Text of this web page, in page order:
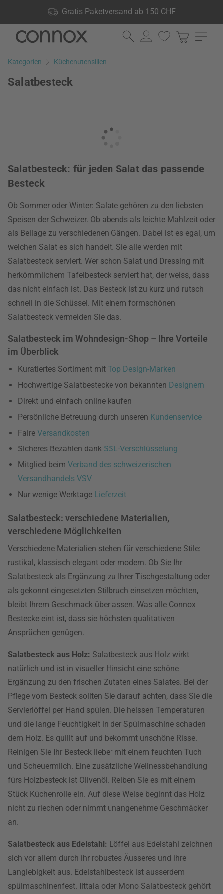
Gratis Paketversand ab 150 CHF
Produkte lagernd, 60 Tage Rückgaberecht
Direkt
Seiteninhalt
Direkt
Suchfeld
Kategorien Küchenutensilien
Salatbesteck
Salatbesteck: für jeden Salat das passende
Besteck
Ob Sommer oder Winter: Salate gehören zu den liebsten
Speisen der Schweizer. Ob abends als leichte Mahlzeit oder
als Beilage zu verschiedenen Gängen. Dabei ist es egal, um
welchen Salat es sich handelt. Sie alle werden mit
Salatbesteck serviert. Wer schon Salat und Dressing mit
herkömmlichem Tafelbesteck serviert hat, der weiss, dass
das nicht einfach ist. Das Besteck ist zu kurz und rutsch
schnell in die Schüssel. Mit einem formschönen
Salatbesteck vermeiden Sie das.
Salatbesteck im Wohndesign-Shop – Ihre Vorteile
im Überblick
Kuratiertes Sortiment mit Top Design-Marken
Hochwertige Salatbestecke von bekannten Designern
Direkt und einfach online kaufen
Persönliche Betreuung durch unseren Kundenservice
Faire Versandkosten
Sicheres Bezahlen dank SSL-Verschlüsselung
Mitglied beim Verband des schweizerischen
Versandhandels VSV
Nur wenige Werktage Lieferzeit
Salatbesteck: verschiedene Materialien,
verschiedene Möglichkeiten
Verschiedene Materialien stehen für verschiedene Stile:
rustikal, klassisch elegant oder modern. Ob Sie Ihr
Salatbesteck als Ergänzung zu Ihrer Tischgestaltung oder
als gekonnt eingesetzten Stilbruch einsetzen möchten,
bleibt Ihrem Geschmack überlassen. Was alle Connox
Bestecke eint ist, dass sie höchsten qualitativen
Ansprüchen genügen.
Salatbesteck aus Holz: Salatbesteck aus Holz wirkt
natürlich und ist in visueller Hinsicht eine schöne
Ergänzung zu den frischen Zutaten eines Salates. Bei der
Pflege vom Besteck sollten Sie darauf achten, dass Sie die
Servierlöffel per Hand spülen. Die heissen Temperaturen
und die lange Feuchtigkeit in der Spülmaschine schaden
dem Holz. Es quillt auf und bekommt unschöne Risse.
Reinigen Sie Ihr Besteck lieber mit einem feuchten Tuch
und Scheuermilch. Eine zusätzliche Wellnessbehandlung
fürs Holzbesteck ist Olivenöl. Reiben Sie es mit einem
Stück Küchenrolle ein. Auf diese Weise beginnt das Holz
nicht zu riechen oder nimmt unangenehme Geschmäcker
an.
Salatbesteck aus Edelstahl: Löffel aus Edelstahl zeichnen
sich vor allem durch ihr robustes Äusseres und ihre
Langlebigkeit aus. Edelstahlbesteck ist ausserdem
spülmaschinenfest. Iittala oder Mono Salatbesteck gehört